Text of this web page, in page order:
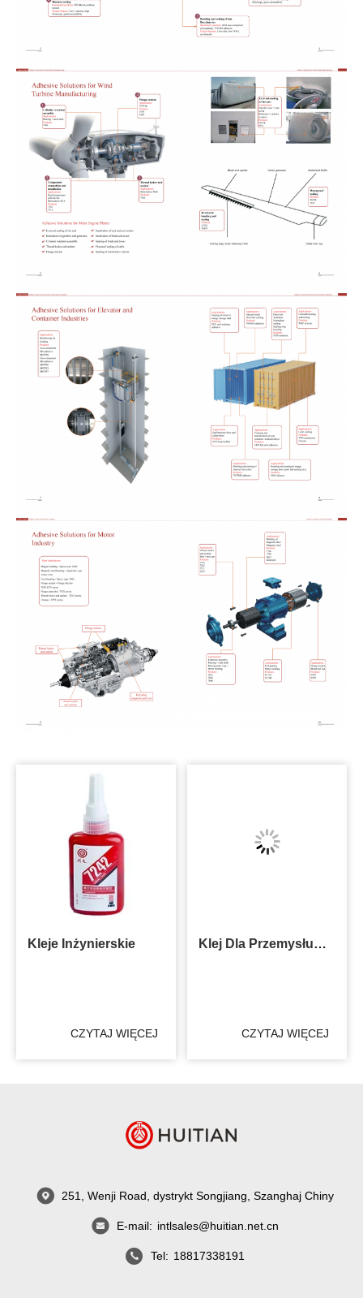
Kleje Inżynierskie
CZYTAJ WIĘCEJ
Klej Dla Przemysłu
CZYTAJ WIĘCEJ
251, Wenji Road, dystrykt Songjiang, Szanghaj Chiny
E-mail: intlsales@huitian.net.cn
Tel: 18817338191